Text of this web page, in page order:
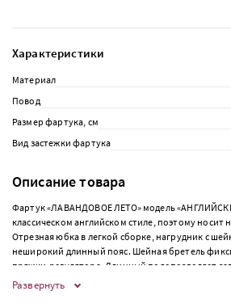
Характеристики
Материал
Повод
Размер фартука, см
Вид застежки фартука
Описание товара
Фартук «ЛАВАНДОВОЕ ЛЕТО» модель
классическом английском стиле, поэтому носит
Отрезная юбка в легкой сборке, нагрудник с
неширокий длинный пояс. Шейная бретель
пряжки-регулятора. Длинный пояс позволяет
женщинам от 42 до 64 размера. Длина фартука –
60см. Фартук прекрасно садится на фигуру
Развернуть